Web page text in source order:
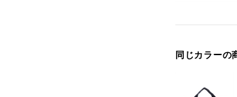
同じカラーの